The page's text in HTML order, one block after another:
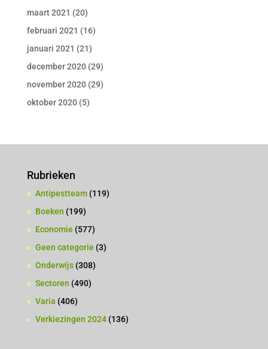
maart 2021 (20)
februari 2021 (16)
januari 2021 (21)
december 2020(29)
november 2020(29)
oktober 2020(5)
Rubrieken
Antipestteam(119)
Boeken (199)
Economie (577)
Geen categorie (3)
Onderwijs(308)
Sectoren (490)
Varia (406)
Verkiezingen 2024(136)